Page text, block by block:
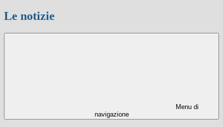
Le notizie
Menu di
navigazione